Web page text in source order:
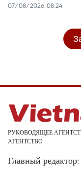
07/08/2026 08:24
РУКОВОДЯЩЕЕ
АГЕНТСТВО
Главный